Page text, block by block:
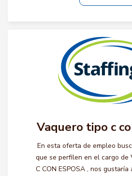
Vaquero tipo c
En esta oferta de empleo
que se perfilen en el cargo de
C CON ESPOSA , nos